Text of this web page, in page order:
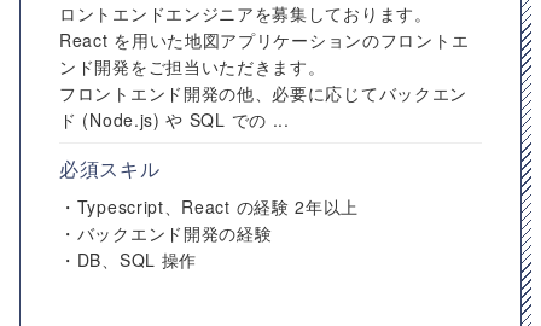
ロントエンドエンジニアを募集しております。
React を用いた地図アプリケーションのフロントエ
ンド開発をご担当いただきます。
フロントエンド開発の他、必要に応じてバックエン
ド (Node.js) や SQL での ...
必須スキル
・Typescript、React の経験 2年以上
・バックエンド開発の経験
・DB、SQL 操作